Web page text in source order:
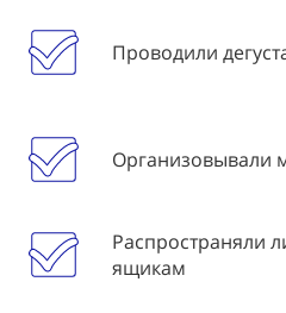
Проводили
Организовывали
Распространяли
ящикам